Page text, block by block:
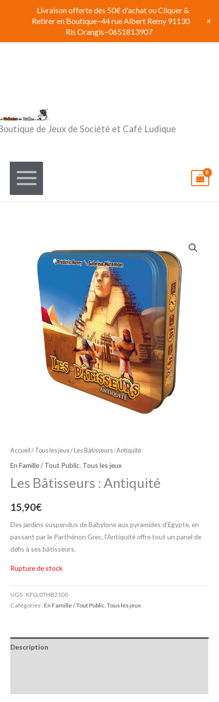
de Jeux de Société et Café Ludique
Accueil / Tous les jeux/ Les Bâtisseurs : Antiquité
En Famille / Tout Public, Tous les jeux
Les Bâtisseurs : Antiquité
15,90€
Des jardins suspendus de Babylone aux pyramides d’Égypte, en
passant par le Parthénon Grec, l’Antiquité offre tout un panel de
défis à ses bâtisseurs.
Rupture de stock
UGS : KFLL0THB2100
Catégories :En Famille / Tout Public ,Tous les jeux
Description
Livraison offerte dés 50€ d'achat ou Cliquer &
Retirer en Boutique~44 rue Albert Remy 91130
Ris Orangis~0651813907
+